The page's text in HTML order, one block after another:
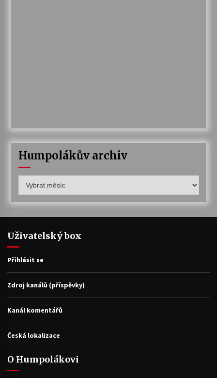
Humpolákův archiv
archiv
Uživatelský box
Přihlásit se
Zdroj kanálů (příspěvky)
Kanál komentářů
Česká lokalizace
O Humpolákovi